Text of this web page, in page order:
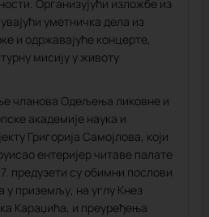
Организујући изложбе из
уметничка дела из
и одржавајуће концерте,
мисију у животу
чланова Одељења ликовне и
академије наука и
Григорија Самојлова, који
ентеријер читаве палате
предузети су обимни послови
у приземљу, на углу Кнез
Караџића, и преуређења